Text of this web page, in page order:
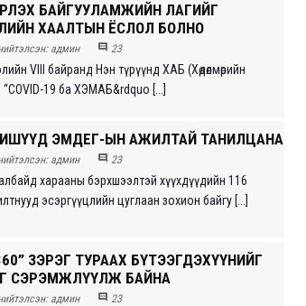
БАЙГУУЛАМЖИЙН ЛАГИЙГ
ХААЛТЫН ЁСЛОЛ БОЛНО
админ  23
VIII байранд Нэн түрүүнд ХАБ (Хөдөлмөрийн
19 ба ХЭМАБ&rdquo [...]
ЭМДЕГ-ЫН АЖИЛТАЙ ТАНИЛЦАНА
админ  23
харааны бэрхшээлтэй хүүхдүүдийн 116
эсэргүүцлийн цуглаан зохион байгу [...]
ЗЭРЭГ ТУРААХ БҮТЭЭГДЭХҮҮНИЙГ
СЭРЭМЖЛҮҮЛЖ БАЙНА
админ  23